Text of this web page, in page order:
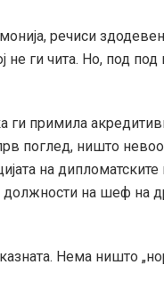
речиси
не ги чита. Но, под
ги примила
поглед, ништо
на дипломатските
должности на шеф на
Нема ништо